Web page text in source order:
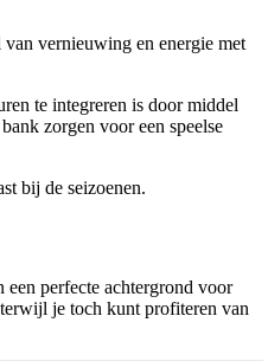
vernieuwing en energie met
te integreren is door middel
zorgen voor een speelse
bij de seizoenen.
een perfecte achtergrond voor
je toch kunt profiteren van